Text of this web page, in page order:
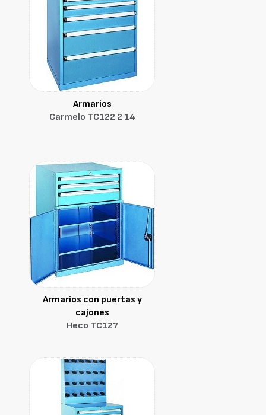
Armarios
Carmelo TC122 2 14
Armarios con puertas y
cajones
Heco TC127